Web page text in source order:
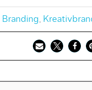
Branding,